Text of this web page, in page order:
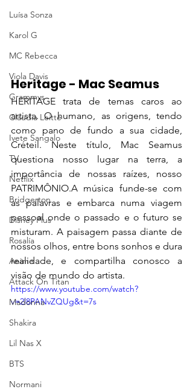
Luísa Sonza
Karol G
MC Rebecca
Viola Davis
Grammys
Claudia Leitte
Ivete Sangalo
TV
Netflix
Bridgerton
Disney Plus
Rosalía
Anime
Attack On Titan
Madonna
Shakira
Lil Nas X
BTS
Normani
Heritage - Mac Seamus
HERITAGE trata de temas caros ao
artista. O humano, as origens, tendo
como pano de fundo a sua cidade,
Créteil. Neste título, Mac Seamus
questiona nosso lugar na terra, a
importância de nossas raízes, nosso
PATRIMÔNIO.A música funde-se com
as palavras e embarca numa viagem
pessoal onde o passado e o futuro se
misturam. A paisagem passa diante de
nossos olhos, entre bons sonhos e dura
realidade, e compartilha conosco a
visão de mundo do artista.
https://www.youtube.com/watch?
v=2l8PANvZQUg&t=7s